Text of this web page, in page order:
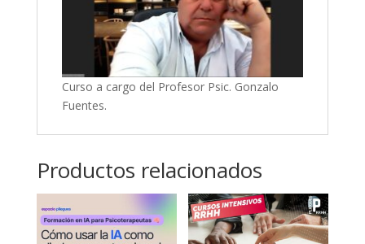
Curso a cargo del Profesor Psic. Gonzalo
Fuentes.
Productos relacionados